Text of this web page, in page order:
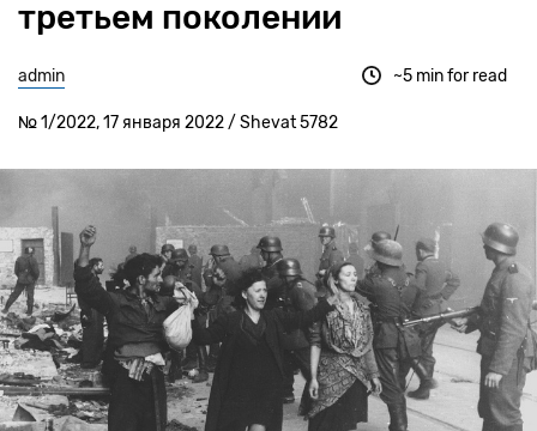
третьем поколении
admin
№ 1/2022, 17 января 2022 / Shevat 5782
~5 min for read